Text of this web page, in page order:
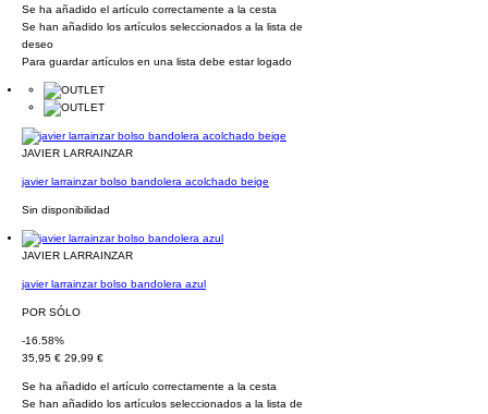
Se ha añadido el artículo correctamente a la cesta
Se han añadido los artículos seleccionados a la lista de
deseo
Para guardar artículos en una lista debe estar logado
JAVIER LARRAINZAR
javier larrainzar bolso bandolera acolchado beige
Sin disponibilidad
JAVIER LARRAINZAR
javier larrainzar bolso bandolera azul
POR SÓLO
-16.58%
35,95 € 29,99 €
Se ha añadido el artículo correctamente a la cesta
Se han añadido los artículos seleccionados a la lista de